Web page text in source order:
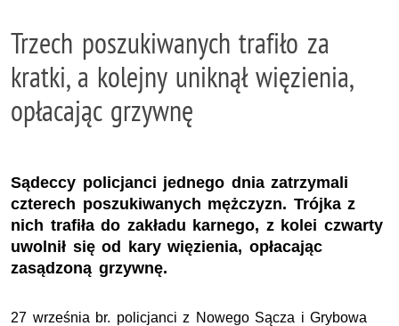
Trzech poszukiwanych trafiło za
kratki, a kolejny uniknął więzienia,
opłacając grzywnę
Sądeccy policjanci jednego dnia zatrzymali
czterech poszukiwanych mężczyzn. Trójka z
nich trafiła do zakładu karnego, z kolei czwarty
uwolnił się od kary więzienia, opłacając
zasądzoną grzywnę.
27 września br. policjanci z Nowego Sącza i Grybowa